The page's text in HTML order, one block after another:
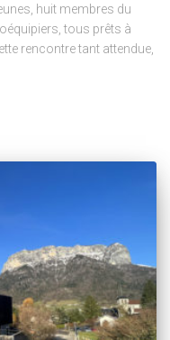
huit membres du
tous prêts à
rencontre tant attendue,